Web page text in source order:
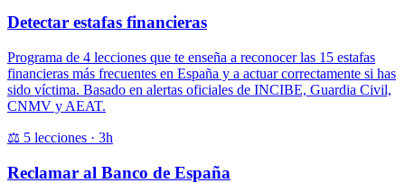
Detectar estafas financieras
Programa de 4 lecciones que te enseña a reconocer las 15 estafas
financieras más frecuentes en España y a actuar correctamente si has
sido víctima. Basado en alertas oficiales de INCIBE, Guardia Civil,
CNMV y AEAT.
⚖️ 5 lecciones · 3h
Reclamar al Banco de España